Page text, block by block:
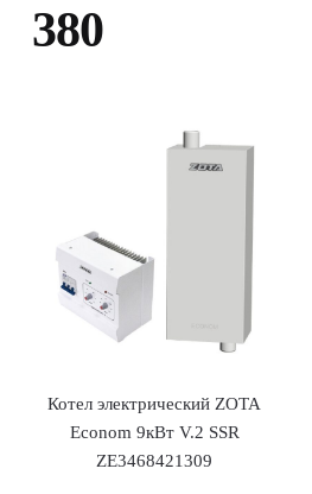
380
Котел электрический ZOTA
Econom 9кВт V.2 SSR
ZE3468421309